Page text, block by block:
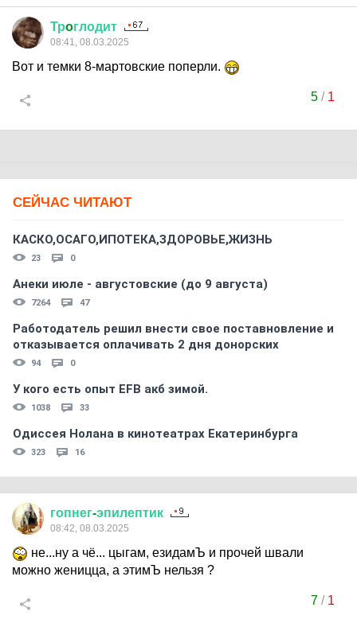
Трoглодит
08:41, 08.03.2025
Вот и темки 8-мартовские поперли.
5/ 1
СЕЙЧАС ЧИТАЮТ
КАСКО,ОСАГО,ИПОТЕКА,ЗДОРОВЬЕ,ЖИЗНЬ
23 0
Анеки июле - августовские (до 9 августа)
7264 47
Работодатель решил внести свое поставновление и
отказывается оплачивать 2 дня донорских
94 0
У кого есть опыт EFB акб зимой.
1038 33
Одиссея Нолана в кинотеатрах Екатеринбурга
323 16
гопнег-эпилептик
08:42, 08.03.2025
не...ну а чё... цыгам, езидамЪ и прочей швали
можно женицца, а этимЪ нельзя ?
7/ 1